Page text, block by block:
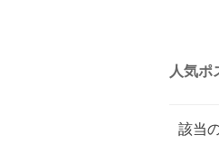
人気ポ
該当